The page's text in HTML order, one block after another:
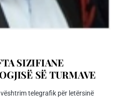
SIZIFIANE
SË TURMAVE
telegrafik për letërsinë